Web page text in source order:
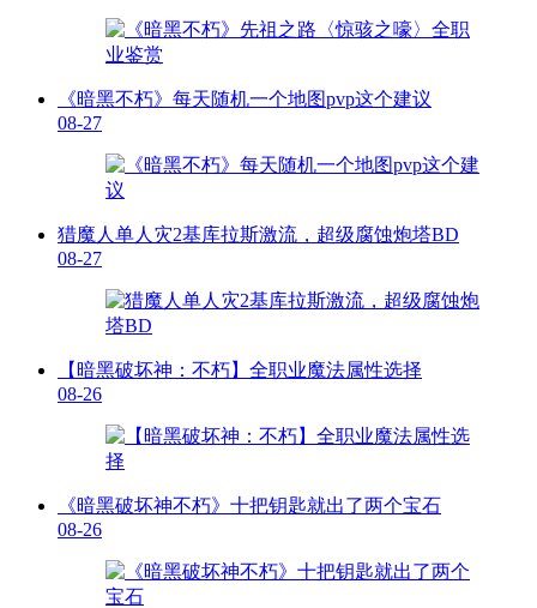
《暗黑不朽》每天随机一个地图pvp这个建议
08-27
猎魔人单人灾2基库拉斯激流，超级腐蚀炮塔BD
08-27
【暗黑破坏神：不朽】全职业魔法属性选择
08-26
《暗黑破坏神不朽》十把钥匙就出了两个宝石
08-26